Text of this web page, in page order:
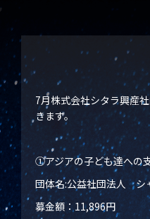
7月株式会社シタラ興産
きます。
①アジアの子ども達への
団体名:公益社団法人 シ
募金額：11,896円